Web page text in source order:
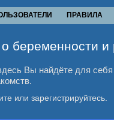
ПРАВИЛА
беременности и
Вы найдёте для
или зарегистрируйтесь.